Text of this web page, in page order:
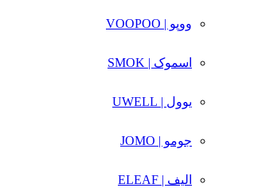
ووپو | VOOPOO
اسموک | SMOK
یوول | UWELL
جومو | JOMO
الیف | ELEAF